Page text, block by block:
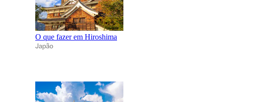
O que fazer em Hiroshima
Japão